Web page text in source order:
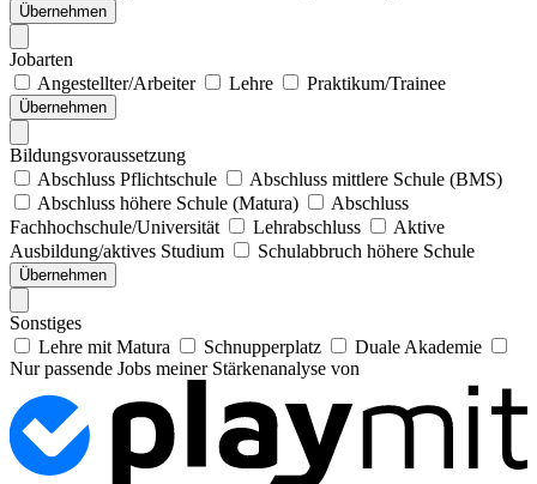
Übernehmen
Jobarten
Angestellter/Arbeiter
Lehre Praktikum/Trainee
Übernehmen
Bildungsvoraussetzung
Abschluss Pflichtschule
Abschluss mittlere Schule (BMS)
Abschluss höhere Schule (Matura)
Abschluss
Fachhochschule/Universität
Lehrabschluss
Aktive
Ausbildung/aktives Studium
Schulabbruch höhere Schule
Übernehmen
Sonstiges
Lehre mit Matura
Schnupperplatz
Duale Akademie
Nur passende Jobs meiner Stärkenanalyse von